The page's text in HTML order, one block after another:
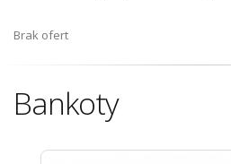
Brak ofert
Bankoty